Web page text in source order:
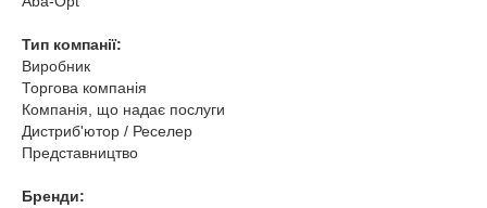
Тип компанії:
Виробник
Торгова компанія
Компанія, що надає послуги
Дистриб'ютор / Реселер
Представництво
Бренди: